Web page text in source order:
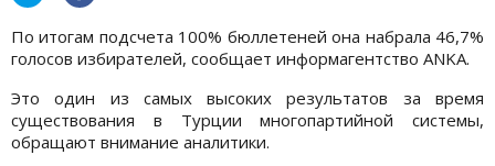
По итогам подсчета 100% бюллетеней она набрала 46,7%
голосов избирателей, сообщает информагентство ANKA.
Это один из самых высоких результатов за время
существования в Турции многопартийной системы,
обращают внимание аналитики.